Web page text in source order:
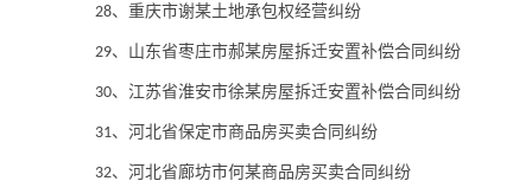
28、重庆市谢某土地承包权经营纠纷
29、山东省枣庄市郝某房屋拆迁安置补偿合同纠纷
30、江苏省淮安市徐某房屋拆迁安置补偿合同纠纷
31、河北省保定市商品房买卖合同纠纷
32、河北省廊坊市何某商品房买卖合同纠纷